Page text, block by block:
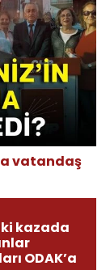
vatandaş
kazada
ODAK’a